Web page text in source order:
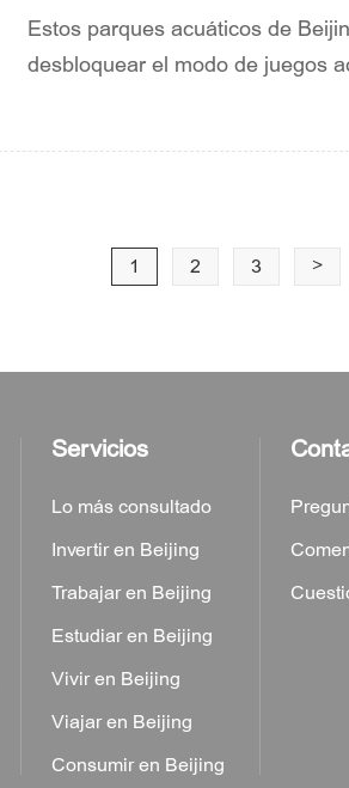
Estos parques acuáticos de
desbloquear el modo de juegos
1 2 3 >
Servicios
Lo más consultado
Invertir en Beijing
Trabajar en Beijing
Estudiar en Beijing
Vivir en Beijing
Viajar en Beijing
Consumir en Beijing